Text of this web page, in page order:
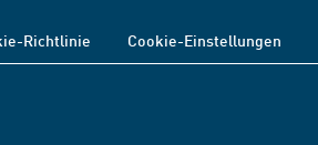
Richtlinie Cookie-Einstellungen